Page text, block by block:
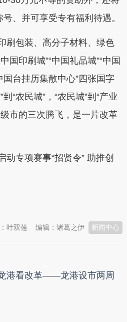
、并可享受专有福利待遇。
刷包装、高分子材料、绿色
国印刷城”“中国礼品城”“中国
国台挂历集散中心”四张国字
“农民城”，“农民城”到“产业
市的三次腾飞，是一片改革
动专项赛事“招贤令” 助推创
新闻中心
编辑：诸葛之伊
叶双莲
港看改革——龙港设市两周